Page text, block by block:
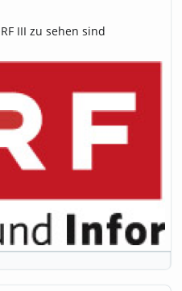
III zu sehen sind